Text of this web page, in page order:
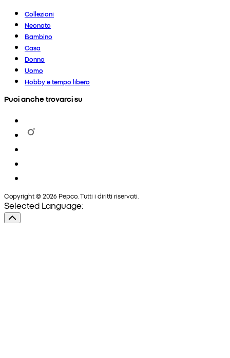
Collezioni
Neonato
Bambino
Casa
Donna
Uomo
Hobby e tempo libero
Puoi anche trovarci su
Copyright © 2026 Pepco. Tutti i diritti riservati.
Selected Language: